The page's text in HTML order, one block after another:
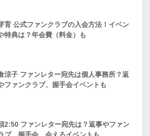
育 公式ファンクラブの入会方法！イベン
特典は？年会費（料金）も
涼子 ファンレター宛先は個人事務所？返
ファンクラブ、握手会イベントも
2:50 ファンレター宛先は？返事やファン
ブ、握手会、会えるイベントも